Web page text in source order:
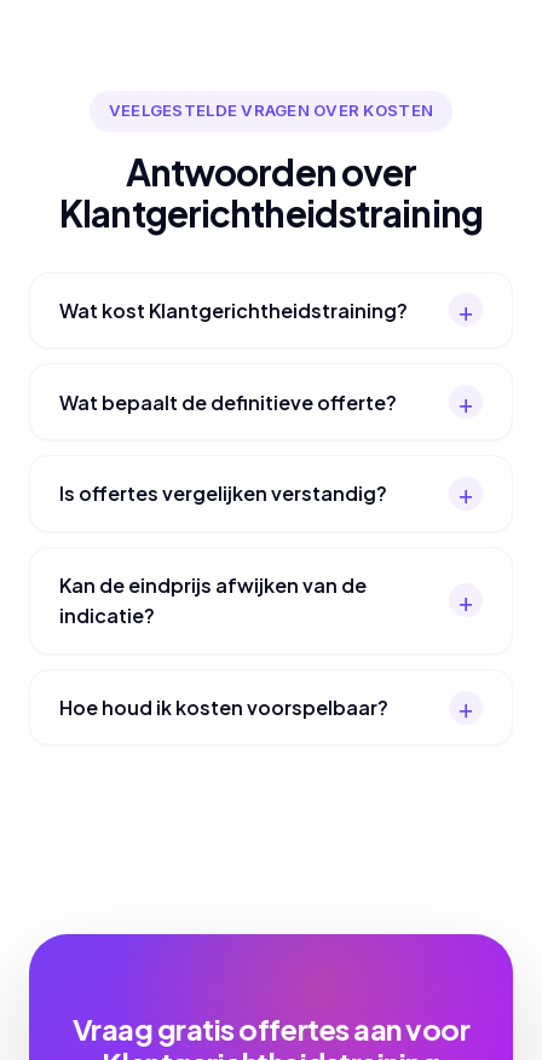
VEELGESTELDE VRAGEN OVER KOSTEN
Antwoorden over
Klantgerichtheidstraining
Wat kost Klantgerichtheidstraining?
Wat bepaalt de definitieve offerte?
Is offertes vergelijken verstandig?
Kan de eindprijs afwijken van de
indicatie?
Hoe houd ik kosten voorspelbaar?
Vraag gratis offertes aan voor